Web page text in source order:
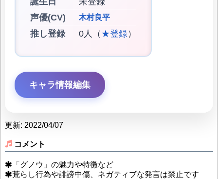
声優(CV)
木村良平
推し登録 0人（ ★登録）
キャラ情報編集
更新: 2022/04/07
コメント
「グノウ」の魅力や特徴など
荒らし行為や誹謗中傷、ネガティブな発言は禁止です